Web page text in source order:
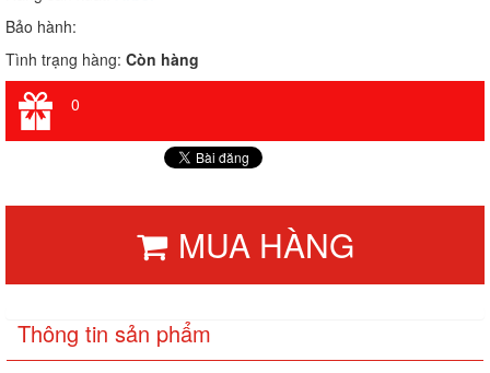
Bảo hành:
Tình trạng hàng: Còn hàng
0
MUA HÀNG
Thông tin sản phẩm